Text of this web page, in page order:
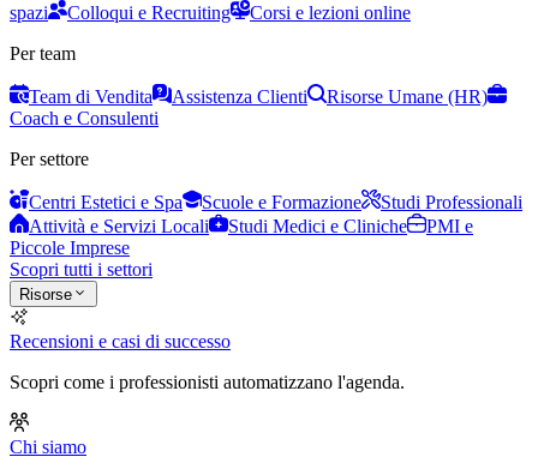
spazi
Colloqui e Recruiting
Corsi e lezioni online
Per team
Team di Vendita Assistenza Clienti
Risorse Umane (HR)
Coach e Consulenti
Per settore
Centri Estetici e Spa Scuole e Formazione
Studi Professionali
Attività e Servizi Locali
Studi Medici e Cliniche
PMI e
Piccole Imprese
Scopri tutti i settori
Risorse
Recensioni e casi di successo
Scopri come i professionisti automatizzano l'agenda.
Chi siamo